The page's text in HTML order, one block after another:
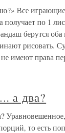
Все
по 1
берутся
рисовать.
имеют права
а два?
то есть